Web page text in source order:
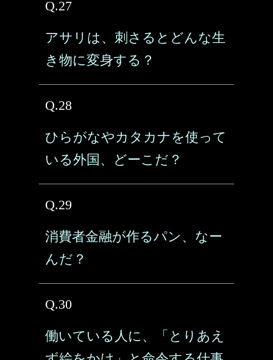
Q.27
アサリは、刺さるとどんな生
き物に変身する？
Q.28
ひらがなやカタカナを使って
いる外国、どーこだ？
Q.29
消費者金融が作るパン、なー
んだ？
Q.30
働いている人に、「とりあえ